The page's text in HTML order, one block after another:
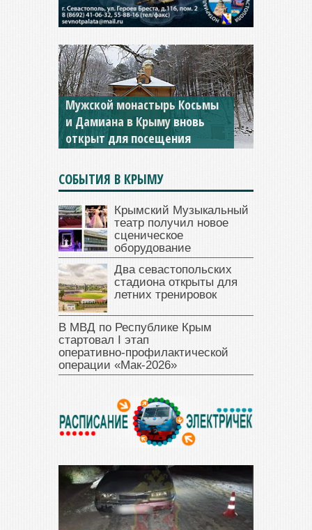
Мужской монастырь Косьмы
и Дамиана в Крыму вновь
открыт для посещения
СОБЫТИЯ В КРЫМУ
Крымский Музыкальный
театр получил новое
сценическое
оборудование
Два севастопольских
стадиона открыты для
летних тренировок
В МВД по Республике Крым
стартовал I этап
оперативно‑профилактической
операции «Мак‑2026»